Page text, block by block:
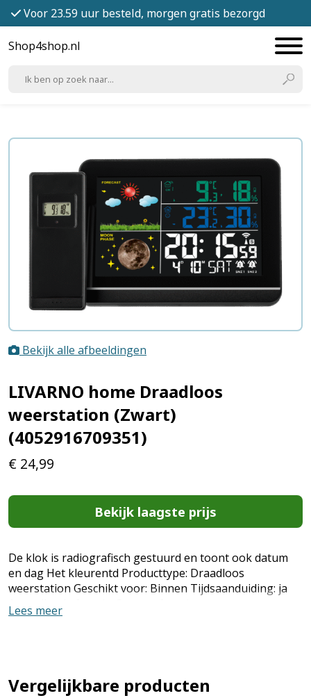
Voor 23.59 uur besteld, morgen gratis bezorgd
Shop4shop.nl
Bekijk alle afbeeldingen
LIVARNO home Draadloos
weerstation (Zwart)
(4052916709351)
€ 24,99
Bekijk laagste prijs
De klok is radiografisch gestuurd en toont ook datum
en dag Het kleurentd Producttype: Draadloos
weerstation Geschikt voor: Binnen Tijdsaanduiding: ja
Aanvullende functie: Snooze-functie,
temperatuurvorstalarm, comfortweergave Weermeting:
Lees meer
Vergelijkbare producten